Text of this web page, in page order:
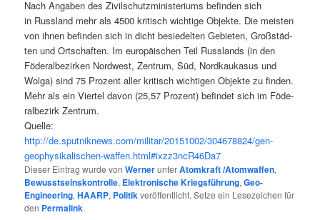
Nach Anga­ben des Zivil­schutz­mi­nis­te­ri­ums befin­den sich
in Russ­land mehr als 4500 kri­tisch wich­ti­ge Objek­te. Die meis­ten
von ihnen befin­den sich in dicht besie­del­ten Gebie­ten, Groß­städ­
ten und Ort­schaf­ten. Im euro­päi­schen Teil Russ­lands (in den
Föde­r­al­be­zir­ken Nord­west, Zen­trum, Süd, Nord­kau­ka­sus und
Wol­ga) sind 75 Pro­zent aller kri­tisch wich­ti­gen Objek­te zu fin­den.
Mehr als ein Vier­tel davon (25,57 Pro­zent) befin­det sich im Föde­
r­al­be­zirk Zentrum.
Quel­le:
http://de.sputniknews.com/militar/20151002/304678824/gen-
geophysikalischen-waffen.html#ixzz3ncR46Da7
Dieser Eintrag wurde vonWernerunterAtomkraft /Atomwaffen,
Bewusstseinskontrolle, Elektronische Kriegsführung,Geo-
Engineering,HAARP, Politikveröffentlicht. Setze ein Lesezeichen für
den Permalink.